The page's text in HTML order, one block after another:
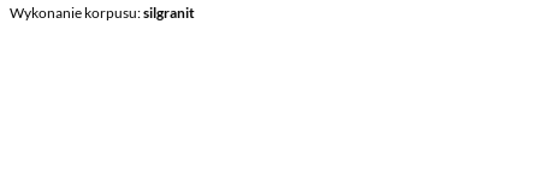
Wykonanie korpusu silgranit